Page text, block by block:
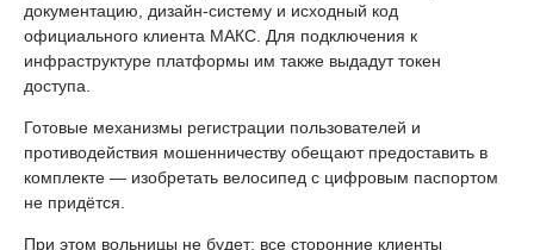
документацию, дизайн-систему и исходный код
официального клиента МАКС. Для подключения к
инфраструктуре платформы им также выдадут токен
доступа.
Готовые механизмы регистрации пользователей и
противодействия мошенничеству обещают предоставить в
комплекте — изобретать велосипед с цифровым паспортом
не придётся.
При этом вольницы не будет: все сторонние клиенты